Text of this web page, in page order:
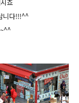
죠
니다!!!^^